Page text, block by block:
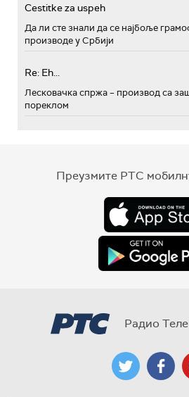
Cestitke za uspeh
Да ли сте знали да се најбоље
производе у Србији
Re: Eh...
Лесковачка спржа – производ са
пореклом
Преузмите РТС
Радио